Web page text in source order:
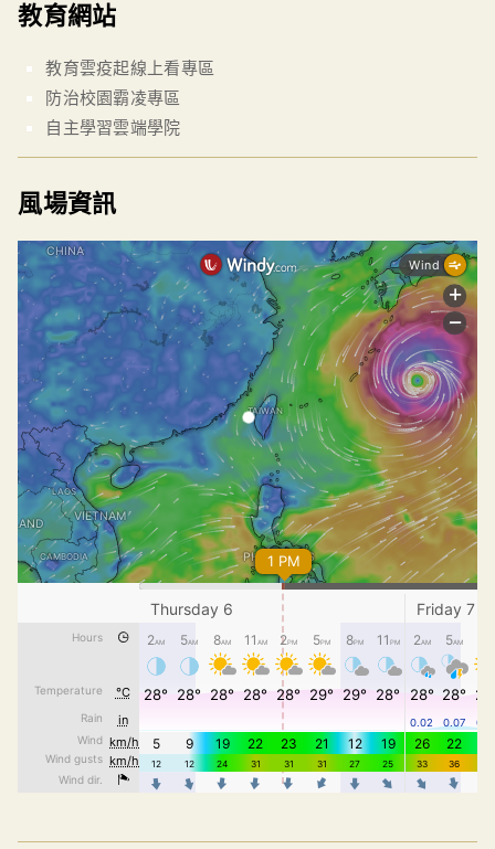
教育網站
教育雲疫起線上看專區
防治校園霸凌專區
自主學習雲端學院
風場資訊